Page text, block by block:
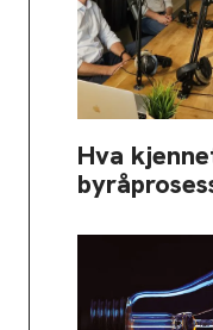
Hva